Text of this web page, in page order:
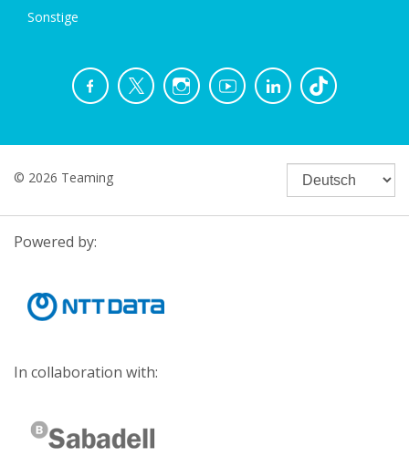
Sonstige
© 2026 Teaming
Powered by:
In collaboration with: